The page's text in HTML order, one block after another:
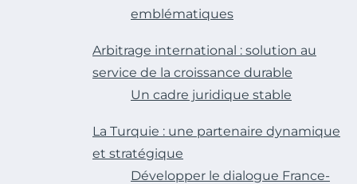
emblématiques
Arbitrage international : solution au
service de la croissance durable
Un cadre juridique stable
La Turquie : une partenaire dynamique
et stratégique
Développer le dialogue France-